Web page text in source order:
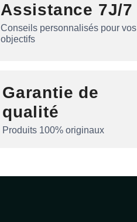
Assistance 7J/7
Conseils personnalisés pour vos
objectifs
Garantie de
qualité
Produits 100% originaux